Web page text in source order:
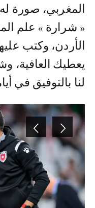
المغربي، صورة
« شرارة » علم
الأردن، وكتب
يعطيك العافية،
لنا بالتوفيق في